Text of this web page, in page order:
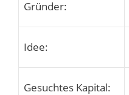
Gründer:
Idee:
Gesuchtes Kapital: